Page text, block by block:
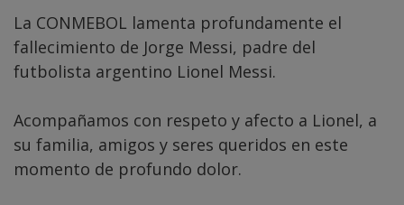
La CONMEBOL lamenta profundamente el
fallecimiento de Jorge Messi, padre del
futbolista argentino Lionel Messi.
Acompañamos con respeto y afecto a Lionel, a
su familia, amigos y seres queridos en este
momento de profundo dolor.